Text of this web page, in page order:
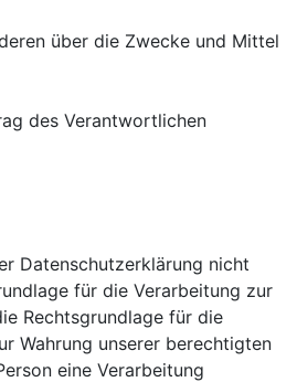
über die Zwecke und Mittel
des Verantwortlichen
Datenschutzerklärung nicht
für die Verarbeitung zur
Rechtsgrundlage für die
Wahrung unserer berechtigten
eine Verarbeitung